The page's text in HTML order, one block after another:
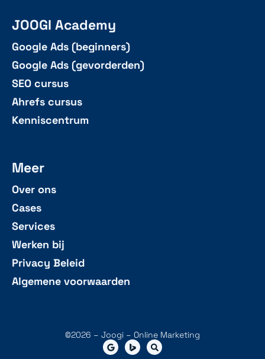
JOOGI Academy
Google Ads (beginners)
Google Ads (gevorderden)
SEO cursus
Ahrefs cursus
Kenniscentrum
Meer
Over ons
Cases
Services
Werken bij
Privacy Beleid
Algemene voorwaarden
©2026 – Joogi – Online Marketing